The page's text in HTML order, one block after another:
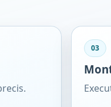
03